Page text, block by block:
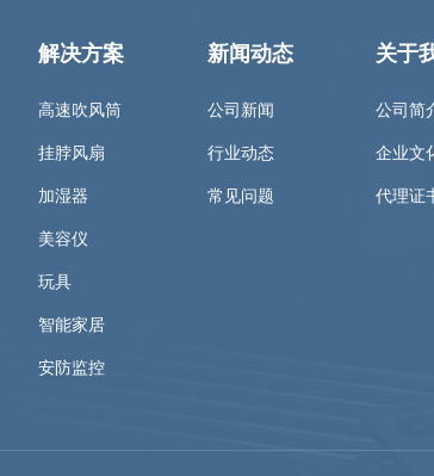
解决方案
高速吹风筒
挂脖风扇
加湿器
美容仪
玩具
智能家居
安防监控
新闻动态
公司新闻
行业动态
常见问题
关于
公司简
企业文
代理证